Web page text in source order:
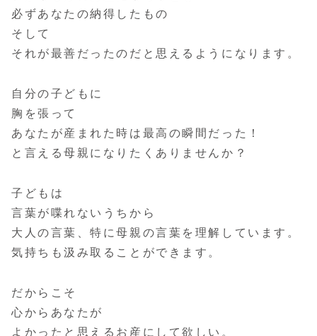
必ずあなたの納得したもの
そして
それが最善だったのだと思えるようになります。
自分の子どもに
胸を張って
あなたが産まれた時は最高の瞬間だった！
と言える母親になりたくありませんか？
子どもは
言葉が喋れないうちから
大人の言葉、特に母親の言葉を理解しています。
気持ちも汲み取ることができます。
だからこそ
心からあなたが
よかったと思えるお産にして欲しい。